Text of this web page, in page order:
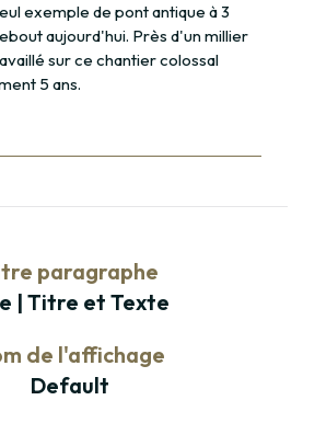
exemple de pont antique à 3
aujourd'hui. Près d'un millier
sur ce chantier colossal
5 ans.
paragraphe
| Titre et Texte
de l'affichage
Default